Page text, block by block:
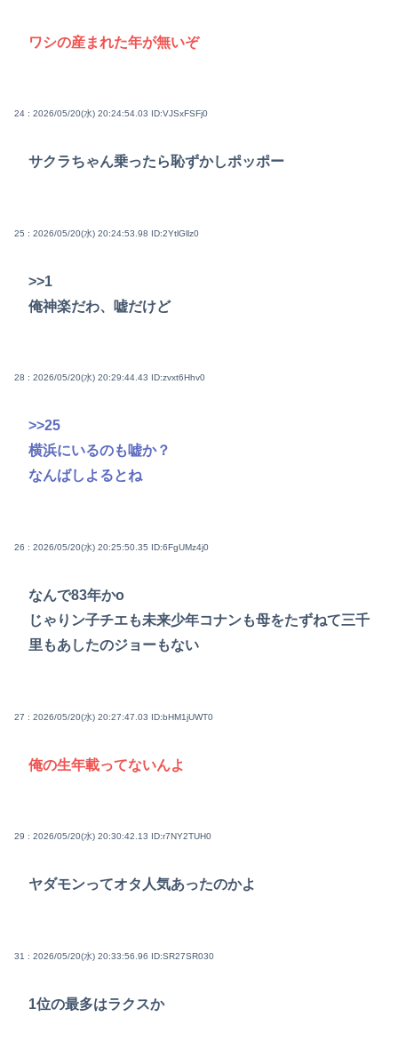
ワシの産まれた年が無いぞ
24 : 2026/05/20(水) 20:24:54.03 ID:VJSxFSFj0
サクラちゃん乗ったら恥ずかしポッポー
25 : 2026/05/20(水) 20:24:53.98 ID:2YtlGllz0
>>1
俺神楽だわ、嘘だけど
28 : 2026/05/20(水) 20:29:44.43 ID:zvxt6Hhv0
>>25
横浜にいるのも嘘か？
なんばしよるとね
26 : 2026/05/20(水) 20:25:50.35 ID:6FgUMz4j0
なんで83年かo
じゃりン子チエも未来少年コナンも母をたずねて三千
里もあしたのジョーもない
27 : 2026/05/20(水) 20:27:47.03 ID:bHM1jUWT0
俺の生年載ってないんよ
29 : 2026/05/20(水) 20:30:42.13 ID:r7NY2TUH0
ヤダモンってオタ人気あったのかよ
31 : 2026/05/20(水) 20:33:56.96 ID:SR27SR030
1位の最多はラクスか